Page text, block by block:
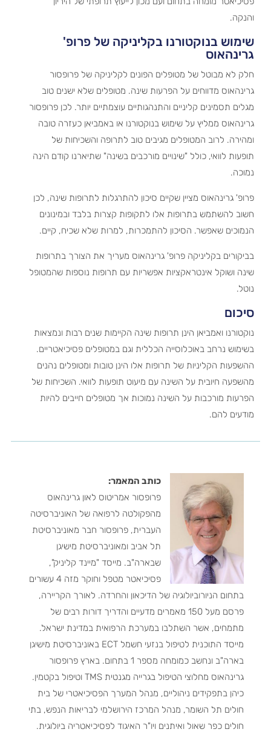
והנקה.
שימוש בנוקטורנו בקליניקה של פרופ'
גרינהאוס
חלק לא מבוטל של מטופלים הפונים לקליניקה של פרופסור
גרינהאוס מדווחים על הפרעות שינה. מטופלים שלא ישנים טוב
מגלים תסמינים קליניים והתנהגותיים עוצמתיים יותר. לכן פרופסור
גרינהאוס ממליץ על שימוש בנוקטורנו או באמביאן כעזרה טובה
ומהירה. לרוב המטופלים מגיבים טוב לתרופה והשכיחות של
תופעות לוואי, כולל "שינויים מורכבים בשינה" שתיארנו קודם הינה
נמוכה.
פרופ' גרינהאוס מציין שקיים סיכון להתרגלות לתרופות שינה, לכן
חשוב להשתמש בתרופות אלו לתקופות קצרות בלבד ובמינונים
הנמוכים שאפשר. הסיכון להתמכרות, למרות שלא שכיח, קיים.
בביקורים בקליניקה פרופ' גרינהאוס מעריך את הצורך בתרופות
שינה ושוקל אינטראקציות אפשריות עם תרופות נוספות שהמטופל
נוטל.
סיכום
נוקטורנו ואמביאן הינן תרופות שינה הקיימות שנים רבות ונמצאות
בשימוש נרחב באוכלוסייה הכללית וגם במטופלים פסיכיאטריים.
ההשפעות הקליניות של תרופות אלו הינן טובות ומטופלים נהנים
מהשפעה חיובית על השינה עם מיעוט תופעות לוואי. השכיחות של
הפרעות מורכבות על השינה נמוכות אך מטופלים חייבים להיות
מודעים להם.
כותב המאמר:
פרופסור אמריטוס לאון גרינהאוס
מהפקולטה לרפואה של האוניברסיטה
העברית, פרופסור חבר מאוניברסיטת
תל אביב ומאוניברסיטת מישיגן
שבארה"ב. מייסד "מיינד קליניק",
פסיכיאטר מטפל וחוקר מזה 4 עשורים
בתחום הניורוביולוגיה של הדיכאון והחרדה. לאורך הקריירה,
פרסם מעל 150 מאמרים מדעיים והדריך דורות רבים של
מתמחים, אשר השתלבו במערכת הרפואית במדינת ישראל.
מייסד התוכנית לטיפול בנזעי חשמל ECT באוניברסיטת מישיגן
בארה"ב ונחשב כמומחה מספר 1 בתחום. בארץ פרופסור
גרינהאוס מחלוצי הטיפול בגרייה מגנטית TMS וטיפול בקטמין.
כיהן בתפקידים ניהוליים, מנהל המערך הפסיכיאטרי של בית
חולים תל השומר, מנהל המרכז הירושלמי לבריאות הנפש, בתי
חולים כפר שאול ואיתנים ויו"ר האיגוד לפסיכיאטריה ביולוגית.